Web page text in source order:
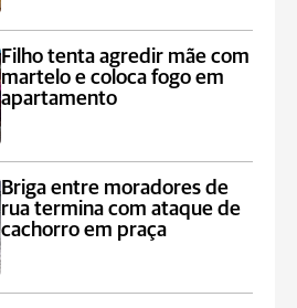
Filho tenta agredir mãe com
martelo e coloca fogo em
apartamento
Briga entre moradores de
rua termina com ataque de
cachorro em praça